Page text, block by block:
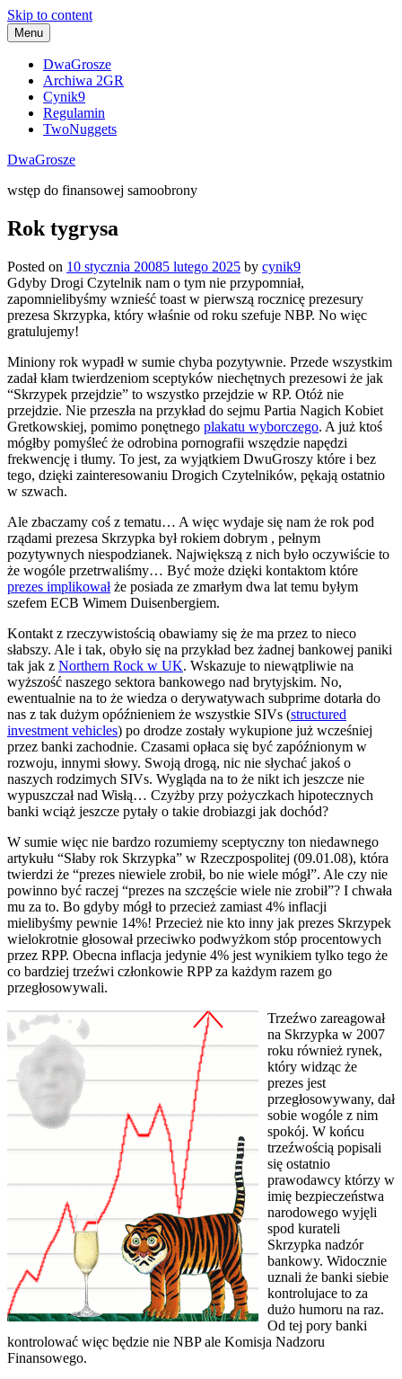
Skip to content
Menu
DwaGrosze
Archiwa 2GR
Cynik9
Regulamin
TwoNuggets
DwaGrosze
wstęp do finansowej samoobrony
Rok tygrysa
Posted on 10 stycznia 20085 lutego 2025 by cynik9
Gdyby Drogi Czytelnik nam o tym nie przypomniał,
zapomnielibyśmy wznieść toast w pierwszą rocznicę prezesury
prezesa Skrzypka, który właśnie od roku szefuje NBP. No więc
gratulujemy!
Miniony rok wypadł w sumie chyba pozytywnie. Przede wszystkim
zadał kłam twierdzeniom sceptyków niechętnych prezesowi że jak
“Skrzypek przejdzie” to wszystko przejdzie w RP. Otóż nie
przejdzie. Nie przeszła na przykład do sejmu Partia Nagich Kobiet
Gretkowskiej, pomimo ponętnego plakatu wyborczego. A już ktoś
mógłby pomyśleć że odrobina pornografii wszędzie napędzi
frekwencję i tłumy. To jest, za wyjątkiem DwuGroszy które i bez
tego, dzięki zainteresowaniu Drogich Czytelników, pękają ostatnio
w szwach.
Ale zbaczamy coś z tematu… A więc wydaje się nam że rok pod
rządami prezesa Skrzypka był rokiem dobrym , pełnym
pozytywnych niespodzianek. Największą z nich było oczywiście to
że wogóle przetrwaliśmy… Być może dzięki kontaktom które
prezes implikowałże posiada ze zmarłym dwa lat temu byłym
szefem ECB Wimem Duisenbergiem.
Kontakt z rzeczywistością obawiamy się że ma przez to nieco
słabszy. Ale i tak, obyło się na przykład bez żadnej bankowej paniki
tak jak z Northern Rock w UK. Wskazuje to niewątpliwie na
wyższość naszego sektora bankowego nad brytyjskim. No,
ewentualnie na to że wiedza o derywatywach subprime dotarła do
nas z tak dużym opóźnieniem że wszystkie SIVs (structured
investment vehicles) po drodze zostały wykupione już wcześniej
przez banki zachodnie. Czasami opłaca się być zapóźnionym w
rozwoju, innymi słowy. Swoją drogą, nic nie słychać jakoś o
naszych rodzimych SIVs. Wygląda na to że nikt ich jeszcze nie
wypuszczał nad Wisłą… Czyżby przy pożyczkach hipotecznych
banki wciąż jeszcze pytały o takie drobiazgi jak dochód?
W sumie więc nie bardzo rozumiemy sceptyczny ton niedawnego
artykułu “Słaby rok Skrzypka” w Rzeczpospolitej (09.01.08), która
twierdzi że “prezes niewiele zrobił, bo nie wiele mógł”. Ale czy nie
powinno być raczej “prezes na szczęście wiele nie zrobił”? I chwała
mu za to. Bo gdyby mógł to przecież zamiast 4% inflacji
mielibyśmy pewnie 14%! Przecież nie kto inny jak prezes Skrzypek
wielokrotnie głosował przeciwko podwyżkom stóp procentowych
przez RPP. Obecna inflacja jedynie 4% jest wynikiem tylko tego że
co bardziej trzeźwi członkowie RPP za każdym razem go
przegłosowywali.
Trzeźwo zareagował
na Skrzypka w 2007
roku również rynek,
który widząc że
prezes jest
przegłosowywany, dał
sobie wogóle z nim
spokój. W końcu
trzeźwością popisali
się ostatnio
prawodawcy którzy w
imię bezpieczeństwa
narodowego wyjęli
spod kurateli
Skrzypka nadzór
bankowy. Widocznie
uznali że banki siebie
kontrolujace to za
dużo humoru na raz.
Od tej pory banki
kontrolować więc będzie nie NBP ale Komisja Nadzoru
Finansowego.